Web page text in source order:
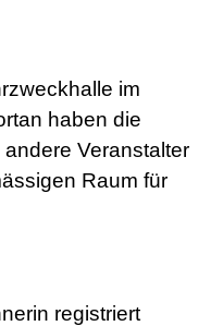
im
haben die
Veranstalter
Raum für
registriert